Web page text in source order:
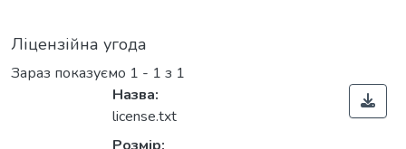
Ліцензійна угода
Зараз показуємо 1 - 1 з 1
Назва:
license.txt